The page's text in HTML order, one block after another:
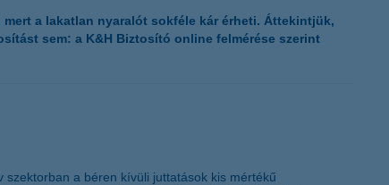
a lakatlan nyaralót sokféle kár érheti. Áttekintjük,
sem: a K&H Biztosító online felmérése szerint
szektorban a béren kívüli juttatások kis mértékű